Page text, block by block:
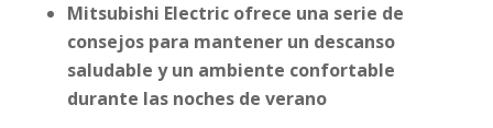
Mitsubishi Electric ofrece una serie de
consejos para mantener un descanso
saludable y un ambiente confortable
durante las noches de verano